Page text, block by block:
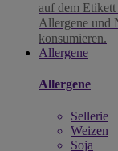
auf dem Etikett
Allergene und
konsumieren.
Allergene
Allergene
Sellerie
Weizen
Soja